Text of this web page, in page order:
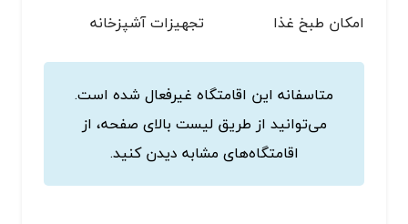
امکان طبخ غذا
تجهیزات آشپزخانه
متاسفانه این اقامتگاه غیرفعال شده است.
می‌توانید از طریق لیست بالای صفحه، از
اقامتگاه‌های مشابه دیدن کنید.